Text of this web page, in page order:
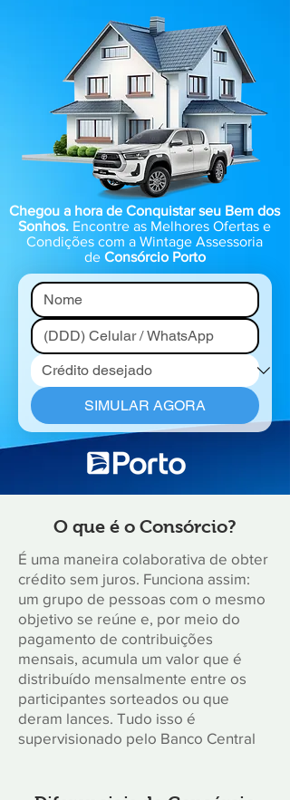
Chegou a hora de Conquistar seu Bem dos
Sonhos. Encontre as Melhores Ofertas e
Condições com a Wintage Assessoria
de Consórcio Porto
SIMULAR AGORA
O que é o Consórcio?
É uma maneira colaborativa de obter
crédito sem juros. Funciona assim:
um grupo de pessoas com o mesmo
objetivo se reúne e, por meio do
pagamento de contribuições
mensais, acumula um valor que é
distribuído mensalmente entre os
participantes sorteados ou que
deram lances. Tudo isso é
supervisionado pelo Banco Central